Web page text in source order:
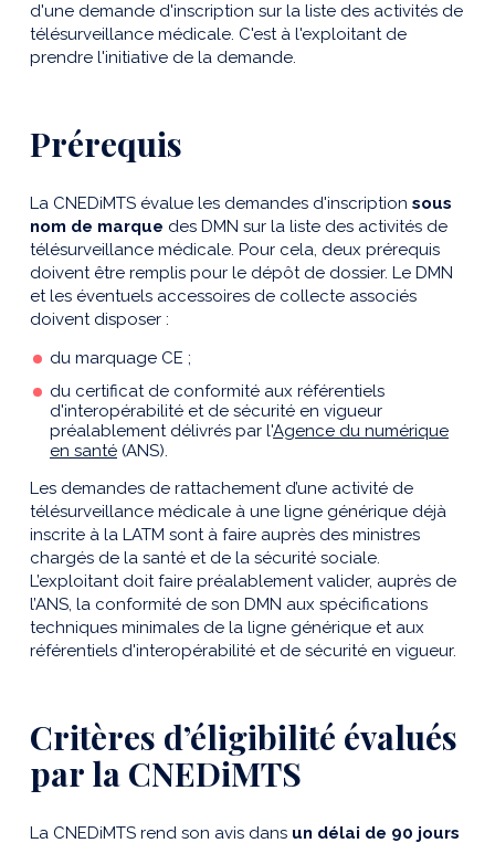
d'une demande d'inscription sur la liste des activités de
télésurveillance médicale. C'est à l'exploitant de
prendre l'initiative de la demande.
Prérequis
La CNEDiMTS évalue les demandes d'inscription sous
nom de marque des DMN sur la liste des activités de
télésurveillance médicale. Pour cela, deux prérequis
doivent être remplis pour le dépôt de dossier. Le DMN
et les éventuels accessoires de collecte associés
doivent disposer :
du marquage CE ;
du certificat de conformité aux référentiels
d'interopérabilité et de sécurité en vigueur
préalablement délivrés par l'Agence du numérique
en santé (ANS).
Les demandes de rattachement d’une activité de
télésurveillance médicale à une ligne générique déjà
inscrite à la LATM sont à faire auprès des ministres
chargés de la santé et de la sécurité sociale.
L’exploitant doit faire préalablement valider, auprès de
l’ANS, la conformité de son DMN aux spécifications
techniques minimales de la ligne générique et aux
référentiels d'interopérabilité et de sécurité en vigueur.
Critères d’éligibilité évalués
par la CNEDiMTS
La CNEDiMTS rend son avis dans un délai de 90 jours